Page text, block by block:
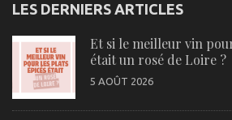
LES DERNIERS ARTICLES
Et si le meilleur vin
était un rosé de Loire ?
5 AOÛT 2026